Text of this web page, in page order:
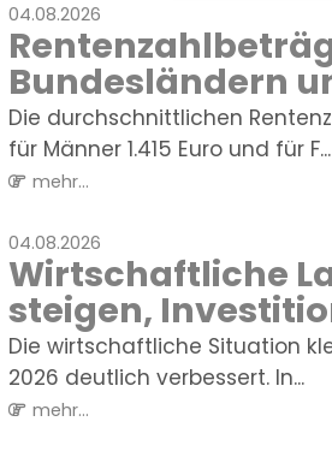
04.08.2026
Bundesländern
Die durchschnittlichen
für Männer 1.415 Euro und für F...
mehr...
04.08.2026
Wirtschaftliche
steigen,
Die wirtschaftliche Situation
2026 deutlich verbessert. In...
mehr...